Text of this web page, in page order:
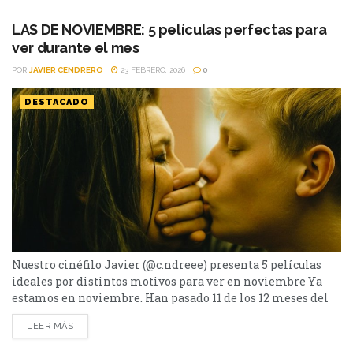
apasiona y da para otra intro entera...
LAS DE NOVIEMBRE: 5 películas perfectas para
ver durante el mes
POR JAVIER CENDRERO 23 FEBRERO, 2026 0
DESTACADO
Nuestro cinéfilo Javier (@c.ndreee) presenta 5 películas
ideales por distintos motivos para ver en noviembre Ya
estamos en noviembre. Han pasado 11 de los 12 meses del
año. 305 días han sido tachados del calendario. Un 84% del
2025 ha transcurrido. En tan solo 55 días, un señor de barba
LEER MÁS